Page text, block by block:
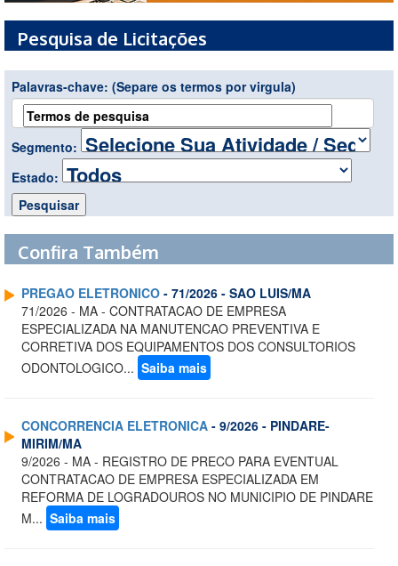
Pesquisa de Licitações
Palavras-chave: (Separe os termos por virgula)
Segmento:
Estado:
Confira Também
PREGAO ELETRONICO - 71/2026 - SAO LUIS/MA
71/2026 - MA - CONTRATACAO DE EMPRESA
ESPECIALIZADA NA MANUTENCAO PREVENTIVA E
CORRETIVA DOS EQUIPAMENTOS DOS CONSULTORIOS
ODONTOLOGICO... Saiba mais
CONCORRENCIA ELETRONICA - 9/2026 - PINDARE-
MIRIM/MA
9/2026 - MA - REGISTRO DE PRECO PARA EVENTUAL
CONTRATACAO DE EMPRESA ESPECIALIZADA EM
REFORMA DE LOGRADOUROS NO MUNICIPIO DE PINDARE
M... Saiba mais